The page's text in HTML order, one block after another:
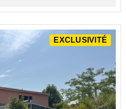
EXCLUSIVITÉ